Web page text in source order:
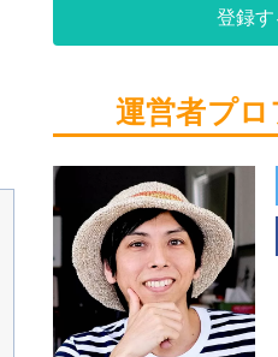
登録す
運営者プ